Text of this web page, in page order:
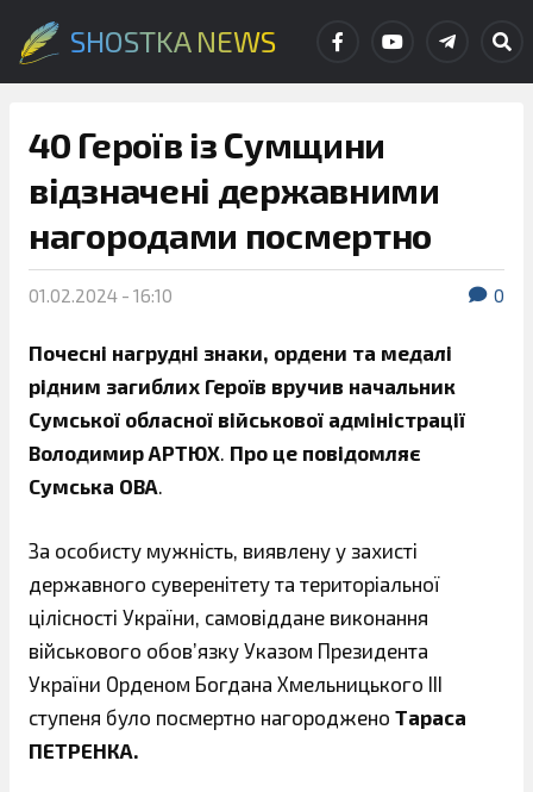
SHOSTKA NEWS
40 Героїв із Сумщини
відзначені державними
нагородами посмертно
01.02.2024 - 16:10 0
Почесні нагрудні знаки, ордени та медалі
рідним загиблих Героїв вручив начальник
Сумської обласної військової адміністрації
Володимир АРТЮХ. Про це повідомляє
Сумська ОВА.
За особисту мужність, виявлену у захисті
державного суверенітету та територіальної
цілісності України, самовіддане виконання
військового обов’язку Указом Президента
України Орденом Богдана Хмельницького ІІІ
ступеня було посмертно нагороджено Тараса
ПЕТРЕНКА.